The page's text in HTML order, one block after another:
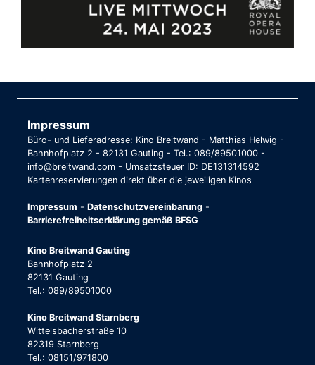
Impressum
Büro- und Lieferadresse: Kino Breitwand - Matthias Helwig -
Bahnhofplatz 2 - 82131 Gauting - Tel.: 089/89501000 -
info@breitwand.com - Umsatzsteuer ID: DE131314592
Kartenreservierungen direkt über die jeweiligen Kinos
Impressum - Datenschutzvereinbarung -
Barrierefreiheitserklärung gemäß BFSG
Kino Breitwand Gauting
Bahnhofplatz 2
82131 Gauting
Tel.: 089/89501000
Kino Breitwand Starnberg
Wittelsbacherstraße 10
82319 Starnberg
Tel.: 08151/971800